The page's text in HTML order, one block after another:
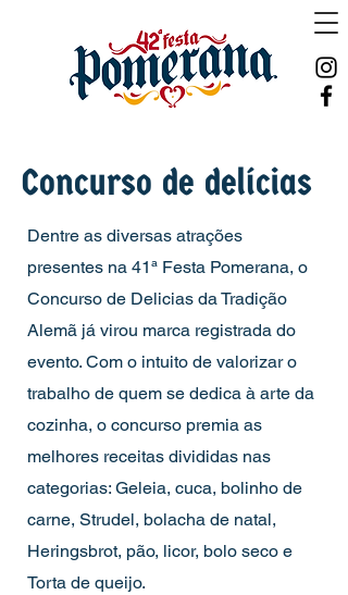
Concurso de delícias
Dentre as diversas atrações
presentes na 41ª Festa Pomerana, o
Concurso de Delicias da Tradição
Alemã já virou marca registrada do
evento. Com o intuito de valorizar o
trabalho de quem se dedica à arte da
cozinha, o concurso premia as
melhores receitas divididas nas
categorias: Geleia, cuca, bolinho de
carne, Strudel, bolacha de natal,
Heringsbrot, pão, licor, bolo seco e
Torta de queijo.